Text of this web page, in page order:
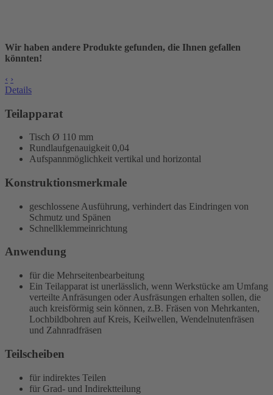
Wir haben andere Produkte gefunden, die Ihnen gefallen
könnten!
‹ ›
Details
Teilapparat
Tisch Ø 110 mm
Rundlaufgenauigkeit 0,04
Aufspannmöglichkeit vertikal und horizontal
Konstruktionsmerkmale
geschlossene Ausführung, verhindert das Eindringen von
Schmutz und Spänen
Schnellklemmeinrichtung
Anwendung
für die Mehrseitenbearbeitung
Ein Teilapparat ist unerlässlich, wenn Werkstücke am Umfang
verteilte Anfräsungen oder Ausfräsungen erhalten sollen, die
auch kreisförmig sein können, z.B. Fräsen von Mehrkanten,
Lochbildbohren auf Kreis, Keilwellen, Wendelnutenfräsen
und Zahnradfräsen
Teilscheiben
für indirektes Teilen
für Grad- und Indirektteilung